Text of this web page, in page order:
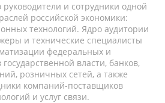
и сотрудники одной
российской экономики:
технологий. Ядро аудитории
и технические специалисты
федеральных и
власти, банков,
розничных сетей, а также
компаний-поставщиков
и услуг связи.